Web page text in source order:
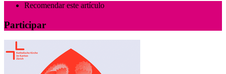
Recomendar este artículo
Participar